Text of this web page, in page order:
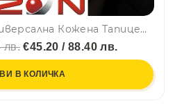
2 Броя Комплект Универсална Кожена Тапицерия,Кафеви Калъфи За Седалки
лв. €45.20 / 88.40 лв.
В КОЛИЧКА